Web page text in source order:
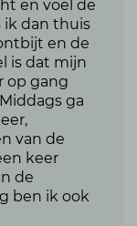
en voel de
ik dan thuis
en de
is dat mijn
op gang
ga
van de
keer
de
ben ik ook